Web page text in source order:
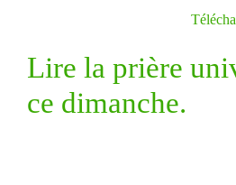
Lire la prière
ce dimanche.